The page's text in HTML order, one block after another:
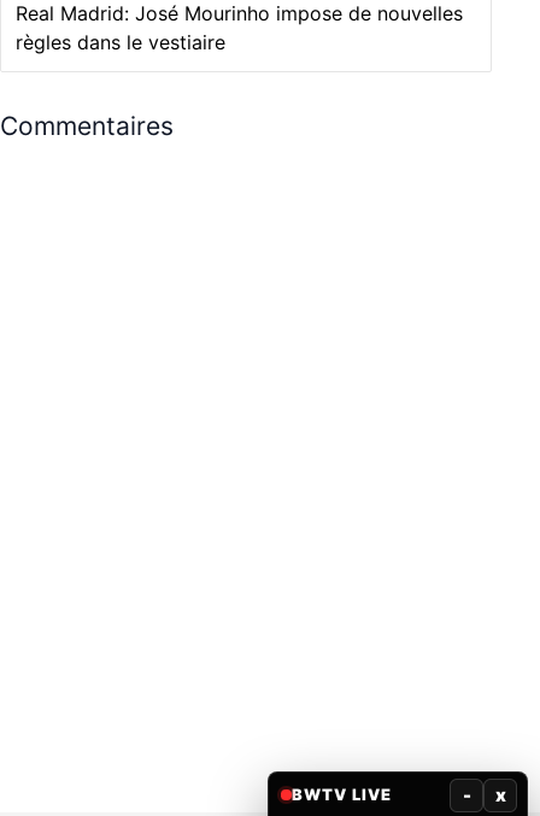
Real Madrid: José Mourinho impose de nouvelles
règles dans le vestiaire
Commentaires
BWTV LIVE - x